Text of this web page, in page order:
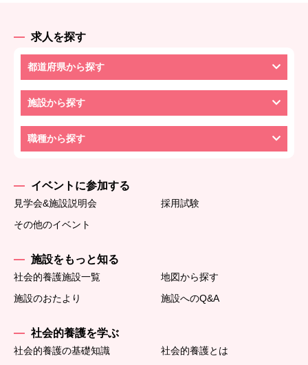
求人を探す
都道府県から探す
施設から探す
職種から探す
イベントに参加する
見学会&施設説明会
採用試験
その他のイベント
施設をもっと知る
社会的養護施設一覧
地図から探す
施設のおたより
施設へのQ&A
社会的養護を学ぶ
社会的養護の基礎知識
社会的養護とは